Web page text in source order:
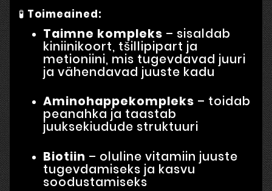
🧪 Toimeained:
Taimne kompleks – sisaldab
kiniinikoort, tšillipipart ja
metioniini, mis tugevdavad juuri
ja vähendavad juuste kadu
Aminohappekompleks – toidab
peanahka ja taastab
juuksekiudude struktuuri
Biotiin – oluline vitamiin juuste
tugevdamiseks ja kasvu
soodustamiseks